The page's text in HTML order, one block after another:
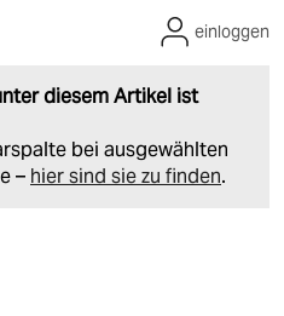
diesem Artikel ist
bei ausgewählten
– hier sind sie zu finden.
einloggen